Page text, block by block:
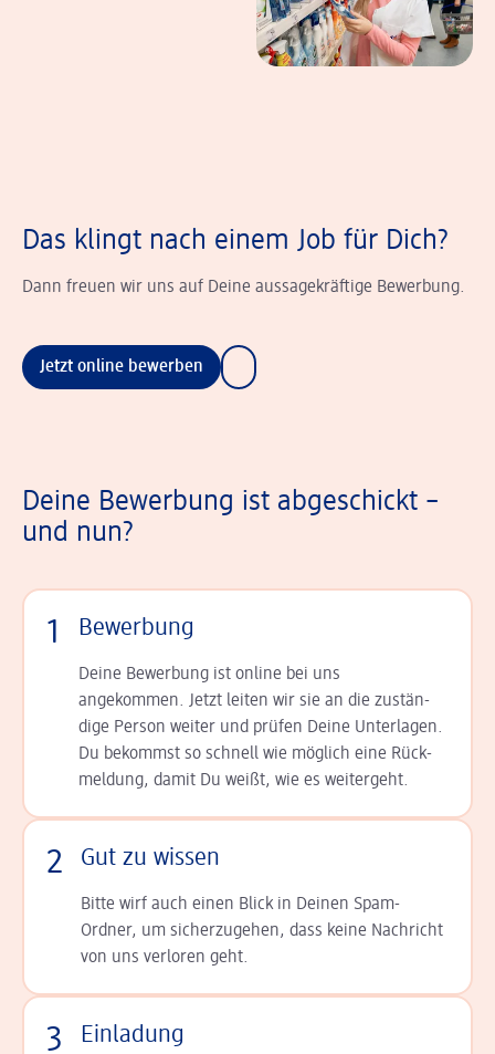
Das klingt nach einem Job für Dich?
Dann freuen wir uns auf Deine aussagekräftige Bewerbung.
Jetzt online bewerben
Deine Bewerbung ist abgeschickt –
und nun?
1 Bewerbung
Deine Bewerbung ist online bei uns
angekommen. Jetzt leiten wir sie an die zu­stän­
dige Person weiter und prüfen Deine Unterlagen.
Du bekommst so schnell wie möglich eine Rück­
meldung, damit Du weißt, wie es weitergeht.
2 Gut zu wissen
Bitte wirf auch einen Blick in Deinen Spam-
Ordner, um sicherzugehen, dass keine Nachricht
von uns verloren geht.
3 Einladung